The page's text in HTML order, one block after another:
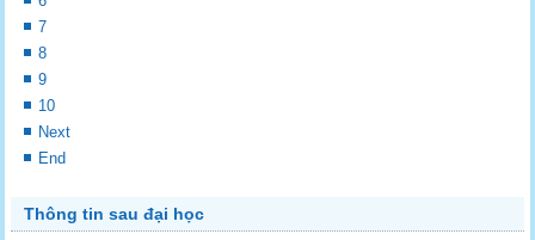
7
8
9
10
Next
End
Thông tin sau đại học